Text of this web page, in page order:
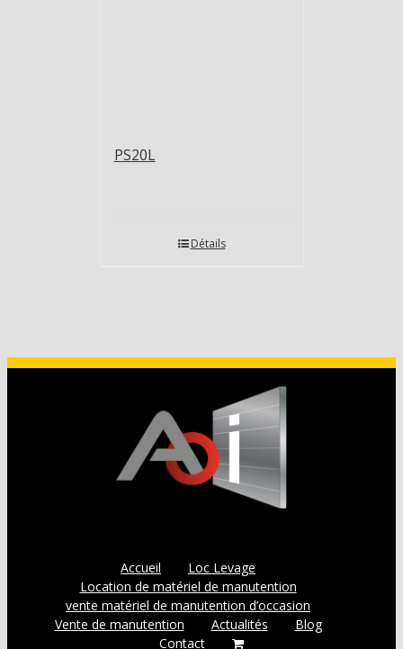
PS20L
Détails
Accueil
Loc Levage
Location de matériel de manutention
vente matériel de manutention d’occasion
Vente de manutention
Actualités
Blog
Contact